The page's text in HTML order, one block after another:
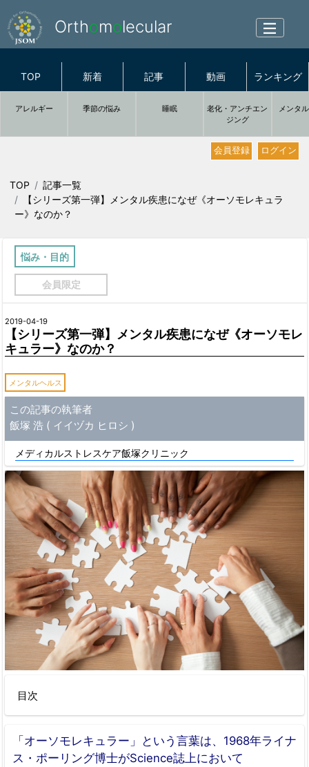
Orthomolecular
TOP 新着 記事 動画 ランキング
アレルギー 季節の悩み 睡眠
老化・アンチエン
ジング
メンタ
ログイン
会員登録
TOP
記事一覧
【シリーズ第一弾】メンタル疾患になぜ《オーソモレキュラ
ー》なのか？
悩み・目的
会員限定
2019-04-19
【シリーズ第一弾】メンタル疾患になぜ《オーソモレ
キュラー》なのか？
メンタルヘルス
この記事の執筆者
飯塚 浩 ( イイヅカ ヒロシ )
メディカルストレスケア飯塚クリニック
目次
「オーソモレキュラー」という言葉は、1968年ライナ
ス・ポーリング博士がScience誌上において